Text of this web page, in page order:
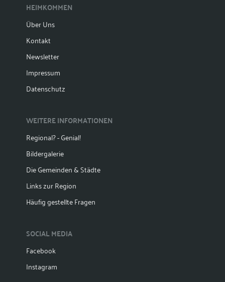
HEIMKOMMEN
Über Uns
Kontakt
Newsletter
Impressum
Datenschutz
WEITERE INFORMATIONEN
Regional? - Genial!
Bildergalerie
Die Gemeinden & Städte
Links zur Region
Häufig gestellte Fragen
SOCIAL MEDIA
Facebook
Instagram